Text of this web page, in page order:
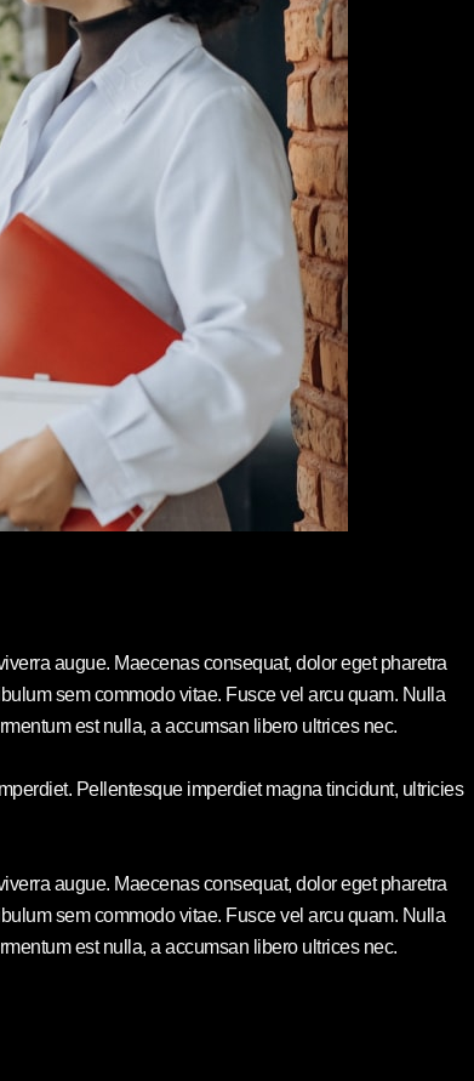
augue. Maecenas consequat, dolor eget pharetra
sem commodo vitae. Fusce vel arcu quam. Nulla
est nulla, a accumsan libero ultrices nec.
Pellentesque imperdiet magna tincidunt, ultricies
augue. Maecenas consequat, dolor eget pharetra
sem commodo vitae. Fusce vel arcu quam. Nulla
est nulla, a accumsan libero ultrices nec.